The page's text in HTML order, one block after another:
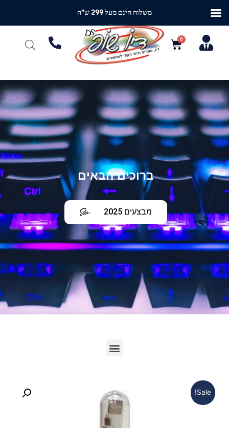
ברוכים הבאים
מבצעים 2025
Sale!
משלוח חינם מעל 299 ש"ח